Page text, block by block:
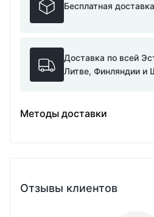
Бесплатная
Доставка по всей
Литве, Финляндии и
Методы доставки
Отзывы клиентов